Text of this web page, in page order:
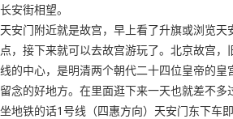
长安街相望。
天安门附近就是故宫，早上看了升旗或浏览天
点，接下来就可以去故宫游玩了。北京故宫，
线的中心，是明清两个朝代二十四位皇帝的皇
留念的好地方。在里面逛下来一天也就差不多
坐地铁的话1号线（四惠方向）天安门东下车即